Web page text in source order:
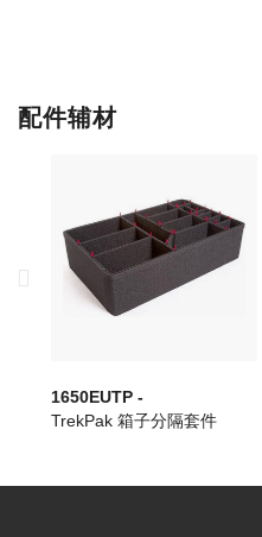
配件辅材
1650EUTP -
TrekPak 箱子分隔套件